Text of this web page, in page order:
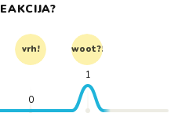
vrh! woot?!
0
1